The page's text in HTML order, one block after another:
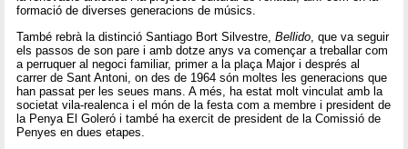
formació de diverses generacions de músics.
També rebrà la distinció Santiago Bort Silvestre,Bellido , que va seguir
els passos de son pare i amb dotze anys va començar a treballar com
a perruquer al negoci familiar, primer a la plaça Major i després al
carrer de Sant Antoni, on des de 1964 són moltes les generacions que
han passat per les seues mans. A més, ha estat molt vinculat amb la
societat vila-realenca i el món de la festa com a membre i president de
la Penya El Goleró i també ha exercit de president de la Comissió de
Penyes en dues etapes.